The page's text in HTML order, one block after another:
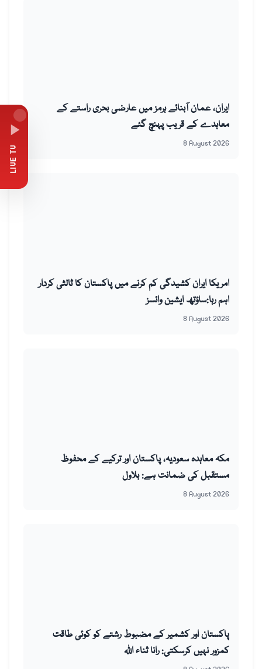
LIVE TV
ایران، عمان آبنائے ہرمز میں عارضی بحری راستے کے
معاہدے کے قریب پہنچ گئے
8 August 2026
امریکا ایران کشیدگی کم کرنے میں پاکستان کا ثالثی کردار
اہم رہا:ساؤتھ ایشین وائسز
8 August 2026
مکہ معاہدہ سعودیہ، پاکستان اور ترکیے کے محفوظ
مستقبل کی ضمانت ہے: بلاول
8 August 2026
پاکستان اور کشمیر کے مضبوط رشتے کو کوئی طاقت
کمزور نہیں کرسکتی: رانا ثناء اللہ